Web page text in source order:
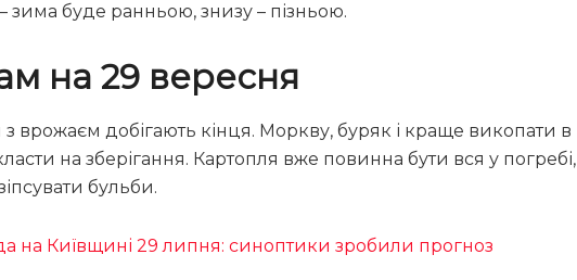
зима буде ранньою, знизу – пізньою.
на 29 вересня
врожаєм добігають кінця. Моркву, буряк і краще викопати в
на зберігання. Картопля вже повинна бути вся у погребі,
бульби.
на Київщині 29 липня: синоптики зробили прогноз